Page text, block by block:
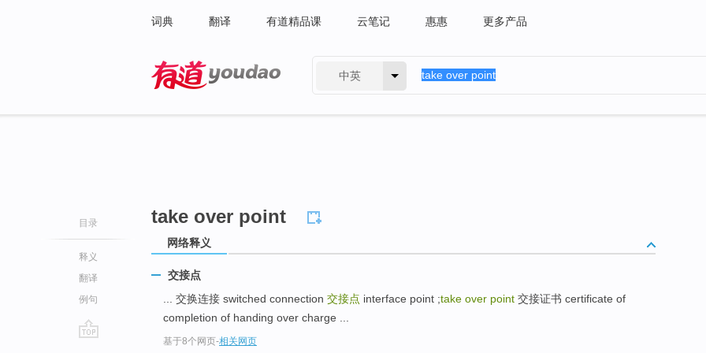
词典 翻译 有道精品课 云笔记 惠惠 更多产品
中英
目录
释义
翻译
例句
take over point
网络释义
交接点
... 交换连接 switched connection 交接点 interface point ;take over point 交接证书 certificate of
completion of handing over charge ...
基于8个网页-相关网页